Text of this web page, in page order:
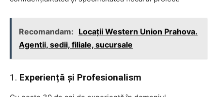
Recomandam: Locații Western Union Prahova.
Agentii, sedii, filiale, sucursale
1. Experiență și Profesionalism